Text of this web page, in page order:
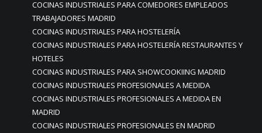
COCINAS INDUSTRIALES PARA COMEDORES EMPLEADOS
TRABAJADORES MADRID
COCINAS INDUSTRIALES PARA HOSTELERÍA
COCINAS INDUSTRIALES PARA HOSTELERÍA RESTAURANTES Y
HOTELES
COCINAS INDUSTRIALES PARA SHOWCOOKIING MADRID
COCINAS INDUSTRIALES PROFESIONALES A MEDIDA
COCINAS INDUSTRIALES PROFESIONALES A MEDIDA EN
MADRID
COCINAS INDUSTRIALES PROFESIONALES EN MADRID